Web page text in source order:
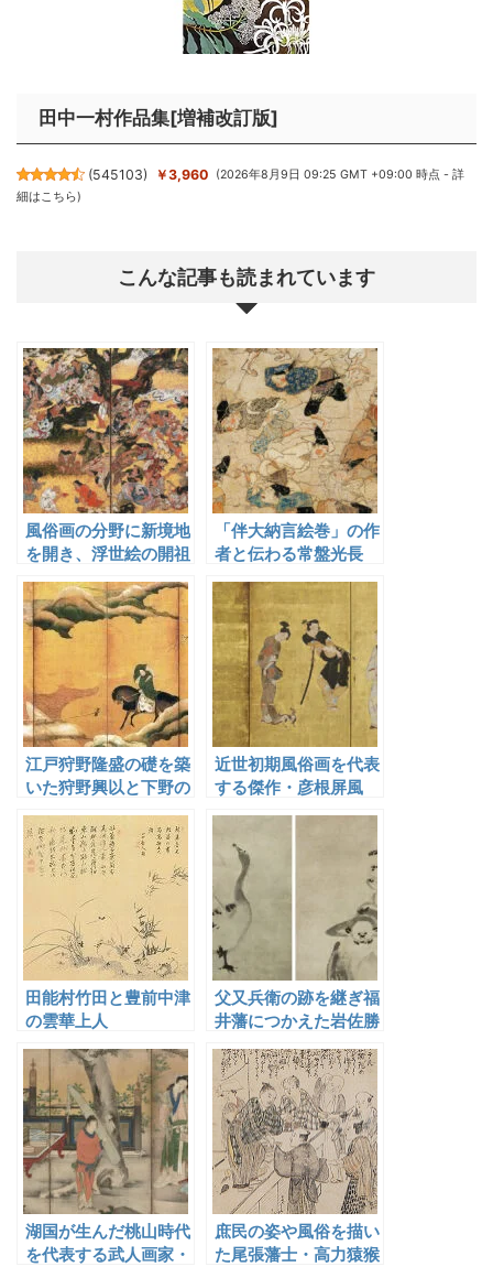
田中一村作品集[増補改訂版]
(545103) ￥3,960 (2026年8月9日 09:25 GMT +09:00 時点 -詳
細はこちら)
こんな記事も読まれています
風俗画の分野に新境地
を開き、浮世絵の開祖
と称された岩佐又兵衛
「伴大納言絵巻」の作
者と伝わる常盤光長
江戸狩野隆盛の礎を築
いた狩野興以と下野の
狩野派
近世初期風俗画を代表
する傑作・彦根屏風
田能村竹田と豊前中津
の雲華上人
父又兵衛の跡を継ぎ福
井藩につかえた岩佐勝
重
湖国が生んだ桃山時代
を代表する武人画家・
庶民の姿や風俗を描い
た尾張藩士・高力猿猴